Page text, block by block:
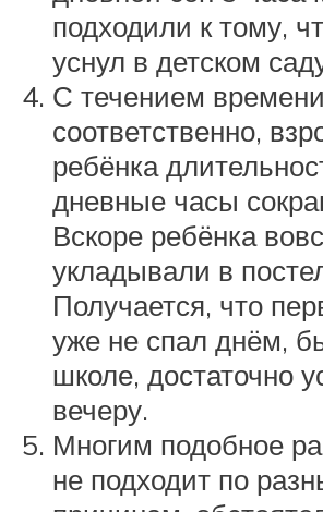
подходили к тому,
уснул в детском
С течением
соответственно,
ребёнка
дневные часы
Вскоре ребёнка
укладывали в
Получается, что
уже не спал днём,
школе, достаточно
вечеру.
Многим подобное
не подходит по